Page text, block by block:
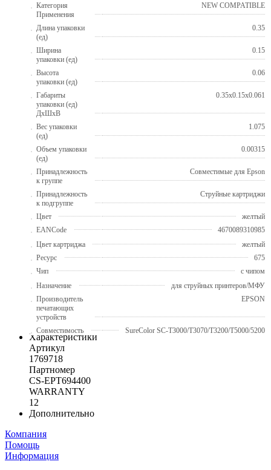
Категория
Применения
NEW COMPATIBLE
Длина упаковки
(ед)
0.35
Ширина
упаковки (ед)
0.15
Высота
упаковки (ед)
0.06
Габариты
упаковки (ед)
ДхШхВ
0.35x0.15x0.061
Вес упаковки
(ед)
1.075
Объем упаковки
(ед)
0.00315
Принадлежность
к группе
Совместимые для Epson
Принадлежность
к подгруппе
Струйные картриджи
Цвет
желтый
EANCode
4670089310985
Цвет картриджа
желтый
Ресурс
675
Чип
с чипом
Назначение
для струйных принтеров/МФУ
Производитель
печатающих
устройств
EPSON
Совместимость SureColor SC-T3000/T3070/T3200/T5000/5200
Характеристики
Артикул
1769718
Партномер
CS-EPT694400
WARRANTY
12
Дополнительно
Компания
Помощь
Информация